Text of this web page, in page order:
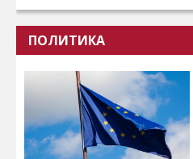
ПОЛИТИКА